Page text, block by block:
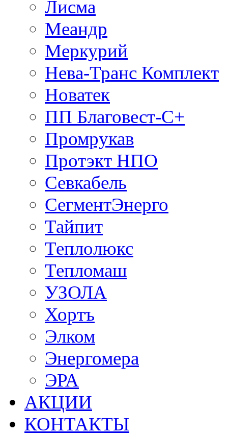
Лисма
Меандр
Меркурий
Нева-Транс Комплект
Новатек
ПП Благовест-С+
Промрукав
Протэкт НПО
Севкабель
СегментЭнерго
Тайпит
Теплолюкс
Тепломаш
УЗОЛА
Хортъ
Элком
Энергомера
ЭРА
АКЦИИ
КОНТАКТЫ